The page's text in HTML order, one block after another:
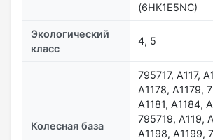
(6HK1E5NC)
Экологический
класс
4, 5
Колесная база
795717, A117,
A1178, A1179,
A1181, A1184,
795719, A119,
A1198, A1199,